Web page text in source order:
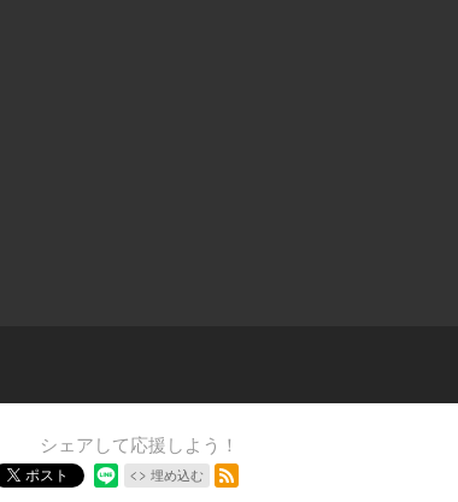
シェアして応援しよう！
ポスト 埋め込む